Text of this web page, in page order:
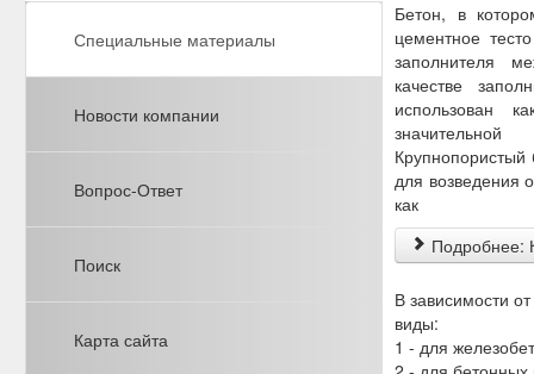
Специальные материалы
Новости компании
Вопрос-Ответ
Поиск
Карта сайта
Бетон, в
цементное
заполнителя
качестве
использован
Крупнопористый
для возведения
как
Подробнее:
В зависимости
виды:
1 - для